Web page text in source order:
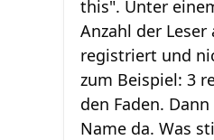
this". Unter
Anzahl der
registriert und
zum Beispiel: 3
den Faden.
Name da. Was